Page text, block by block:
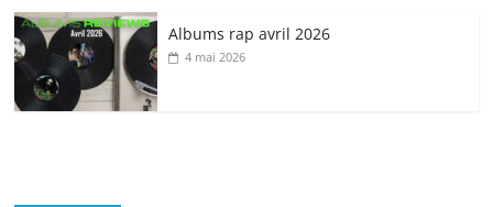
Albums rap avril 2026
4 mai 2026